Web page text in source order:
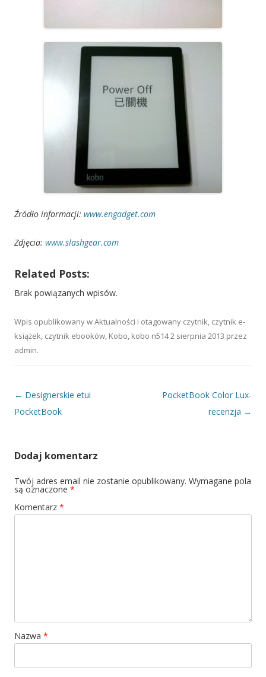
Źródło informacji: www.engadget.com
Zdjęcia: www.slashgear.com
Related Posts:
Brak powiązanych wpisów.
Wpis opublikowany wAktualności i otagowany czytnik, czytnik e-
książek, czytnik ebooków, Kobo, kobo n5142 sierpnia 2013 przez
admin.
Nawigacja wpisu
← Designerskie etui
PocketBook
PocketBook Color Lux-
recenzja →
Dodaj komentarz
Twój adres email nie zostanie opublikowany. Wymagane pola
są oznaczone *
Komentarz *
Nazwa *